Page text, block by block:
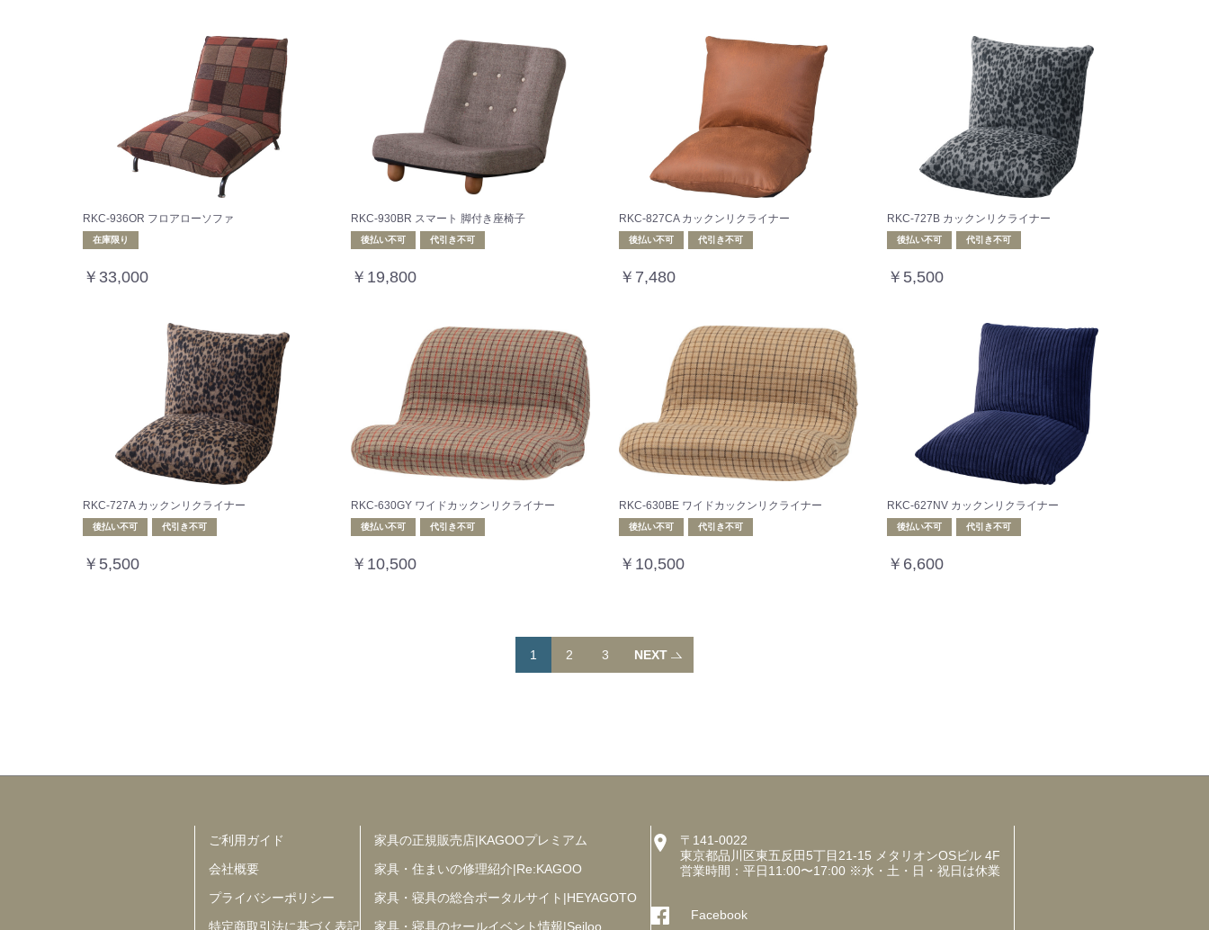
RKC-936OR フロアローソファ
在庫限り
￥33,000
RKC-930BR スマート 脚付き座椅子
後払い不可 代引き不可
￥19,800
RKC-827CA カックンリクライナー
後払い不可 代引き不可
￥7,480
RKC-727B カックンリクライナー
後払い不可 代引き不可
￥5,500
RKC-727A カックンリクライナー
後払い不可 代引き不可
￥5,500
RKC-630GY ワイドカックンリクライナー
後払い不可 代引き不可
￥10,500
RKC-630BE ワイドカックンリクライナー
後払い不可 代引き不可
￥10,500
RKC-627NV カックンリクライナー
後払い不可 代引き不可
￥6,600
1 2 3 NEXT
ご利用ガイド
会社概要
プライバシーポリシー
特定商取引法に基づく表記
家具の正規販売店|KAGOOプレミアム
家具・住まいの修理紹介|Re:KAGOO
家具・寝具の総合ポータルサイト|HEYAGOTO
家具・寝具のセールイベント情報|Seiloo
〒141-0022
東京都品川区東五反田5丁目21-15 メタリオンOSビル 4F
営業時間：平日11:00〜17:00 ※水・土・日・祝日は休業
Facebook